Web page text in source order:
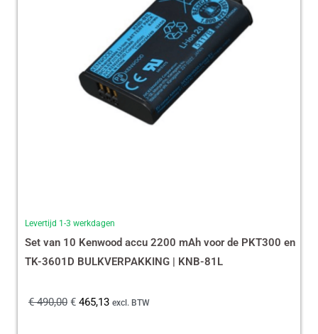
Levertijd 1-3 werkdagen
Set van 10 Kenwood accu 2200 mAh voor de PKT300 en
TK-3601D BULKVERPAKKING | KNB-81L
€490,00 € 465,13 excl. BTW